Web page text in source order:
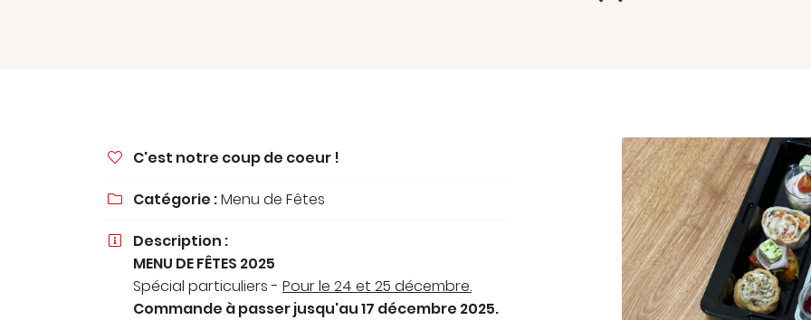
à l'adresse email indiqué ci-dessus. Vous pouvez vous désinscrire à tout
le formulaire de désinscription
 C'est notre coup de coeur !
 Catégorie :Menu de Fêtes

Description :
MENU DE FÊTES 2025
Spécial particuliers - Pour le 24 et 25 décembre.
Commande à passer jusqu'au 17 décembre 2025.